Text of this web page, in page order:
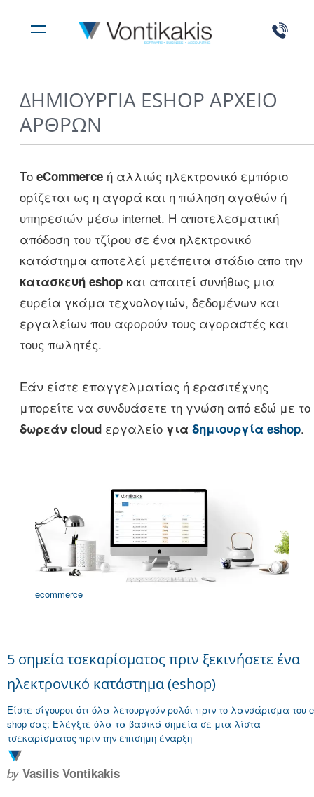
ΔΗΜΙΟΥΡΓΊΑ ESHOP ΑΡΧΕΊΟ
ΆΡΘΡΩΝ
Το eCommerceή αλλιώς ηλεκτρονικό εμπόριο
ορίζεται ως η αγορά και η πώληση αγαθών ή
υπηρεσιών μέσω internet. Η αποτελεσματική
απόδοση του τζίρου σε ένα ηλεκτρονικό
κατάστημα αποτελεί μετέπειτα στάδιο απο την
κατασκευή eshopκαι απαιτεί συνήθως μια
ευρεία γκάμα τεχνολογιών, δεδομένων και
εργαλείων που αφορούν τους αγοραστές και
τους πωλητές.
Εάν είστε επαγγελματίας ή ερασιτέχνης
μπορείτε να συνδυάσετε τη γνώση από εδώ με το
δωρεάν cloudεργαλείο για δημιουργία eshop.
ecommerce
5 σημεία τσεκαρίσματος πριν ξεκινήσετε ένα
ηλεκτρονικό κατάστημα (eshop)
Είστε σίγουροι ότι όλα λετουργούν ρολόι πριν το λανσάρισμα του
shop σας; Ελέγξτε όλα τα βασικά σημεία σε μια λίστα
τσεκαρίσματος πριν την επισημη έναρξη
by Vasilis Vontikakis